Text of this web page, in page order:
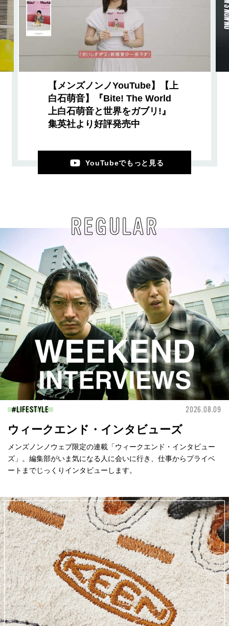
【メンズノンノYouTube】【上
白石萌音】『Bite! The World
上白石萌音と世界をガブリ!』
集英社より好評発売中
YouTubeでもっと見る
REGULAR
LIFESTYLE 2026.08.09
ウィークエンド・インタビューズ
メンズノンノウェブ限定の連載「ウィークエンド・インタビュー
ズ」。編集部がいま気になる人に会いに行き、仕事からプライベ
ートまでじっくりインタビューします。